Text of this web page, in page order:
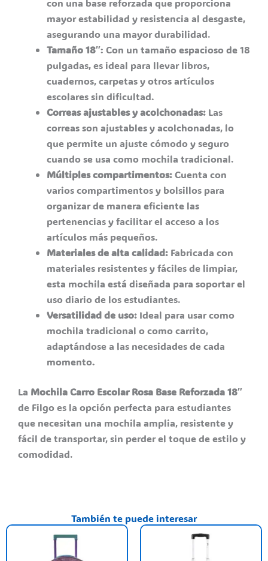
con una base reforzada que proporciona
mayor estabilidad y resistencia al desgaste,
asegurando una mayor durabilidad.
Tamaño 18″: Con un tamaño espacioso de 18
pulgadas, es ideal para llevar libros,
cuadernos, carpetas y otros artículos
escolares sin dificultad.
Correas ajustables y acolchonadas: Las
correas son ajustables y acolchonadas, lo
que permite un ajuste cómodo y seguro
cuando se usa como mochila tradicional.
Múltiples compartimentos:Cuenta con
varios compartimentos y bolsillos para
organizar de manera eficiente las
pertenencias y facilitar el acceso a los
artículos más pequeños.
Materiales de alta calidad: Fabricada con
materiales resistentes y fáciles de limpiar,
esta mochila está diseñada para soportar el
uso diario de los estudiantes.
Versatilidad de uso: Ideal para usar como
mochila tradicional o como carrito,
adaptándose a las necesidades de cada
momento.
La Mochila Carro Escolar Rosa Base Reforzada 18″
de Filgo es la opción perfecta para estudiantes
que necesitan una mochila amplia, resistente y
fácil de transportar, sin perder el toque de estilo y
comodidad.
También te puede interesar